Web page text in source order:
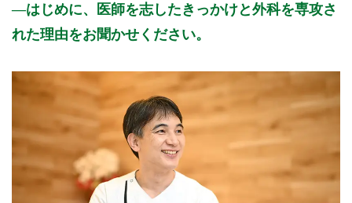
はじめに、医師を志したきっかけと外科を専攻さ
れた理由をお聞かせください。